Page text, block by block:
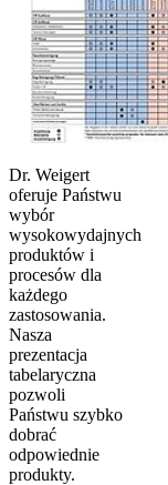
Dr. Weigert
oferuje Państwu
wybór
wysokowydajnych
produktów i
procesów dla
każdego
zastosowania.
Nasza
prezentacja
tabelaryczna
pozwoli
Państwu szybko
dobrać
odpowiednie
produkty.